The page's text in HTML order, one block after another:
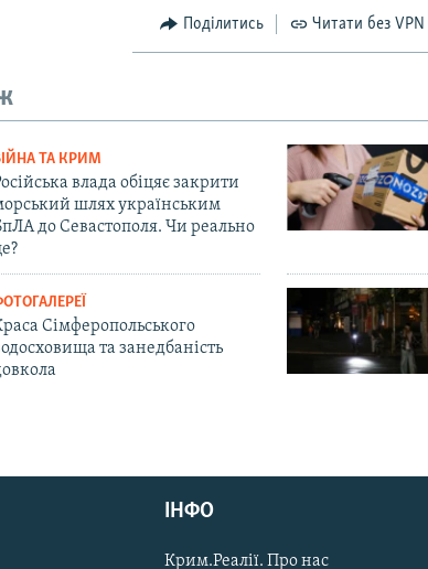
Поділитись Читати без VPN
ТА КРИМ
влада обіцяє закрити
шлях українським
до Севастополя. Чи реально
Сімферопольського
та занедбаність
ІНФО
Крим.Реалії. Про нас